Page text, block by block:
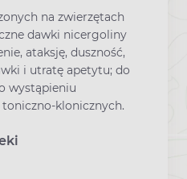
na zwierzętach
dawki nicergoliny
ataksję, duszność,
i utratę apetytu; do
wystąpieniu
klonicznych.